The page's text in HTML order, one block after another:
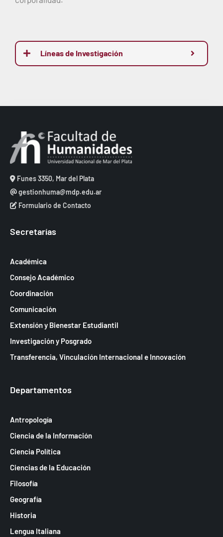
Líneas de Investigación
Funes 3350, Mar del Plata
gestionhuma@mdp.edu.ar
Formulario de Contacto
Secretarías
Académica
Consejo Académico
Coordinación
Comunicación
Extensión y Bienestar Estudiantil
Investigación y Posgrado
Transferencia, Vinculación Internacional e Innovación
Departamentos
Antropología
Ciencia de la Información
Ciencia Política
Ciencias de la Educación
Filosofía
Geografía
Historia
Lengua Italiana